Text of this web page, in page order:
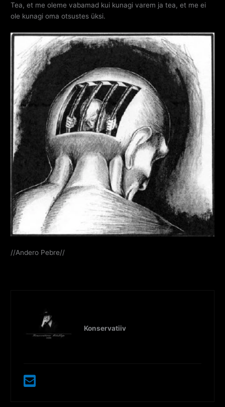
Tea, et me oleme vabamad kui kunagi varem ja tea, et me ei
ole kunagi oma otsustes üksi.
//Andero Pebre//
Konservatiiv